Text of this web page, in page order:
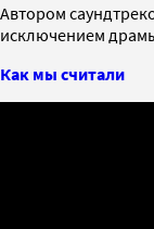
Автором
исключением
Как мы считали